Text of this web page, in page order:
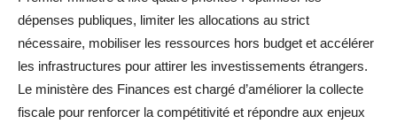
dépenses publiques, limiter les allocations au strict
nécessaire, mobiliser les ressources hors budget et accélérer
les infrastructures pour attirer les investissements étrangers.
Le ministère des Finances est chargé d’améliorer la collecte
fiscale pour renforcer la compétitivité et répondre aux enjeux